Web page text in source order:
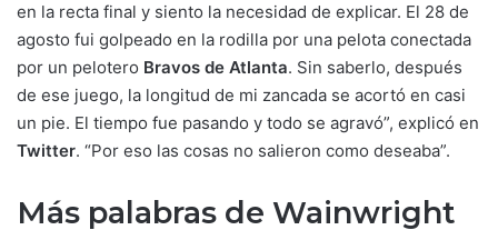
en la recta final y siento la necesidad de explicar. El 28 de
agosto fui golpeado en la rodilla por una pelota conectada
por un pelotero Bravos de Atlanta. Sin saberlo, después
de ese juego, la longitud de mi zancada se acortó en casi
un pie. El tiempo fue pasando y todo se agravó”, explicó en
Twitter. “Por eso las cosas no salieron como deseaba”.
Más palabras de Wainwright